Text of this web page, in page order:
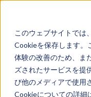
このウェブサイトでは
Cookieを保存します。
体験の改善のため、ま
ズされたサービスを提
び他のメディアで使用
Cookieについての詳細
NEWS Corporate Press